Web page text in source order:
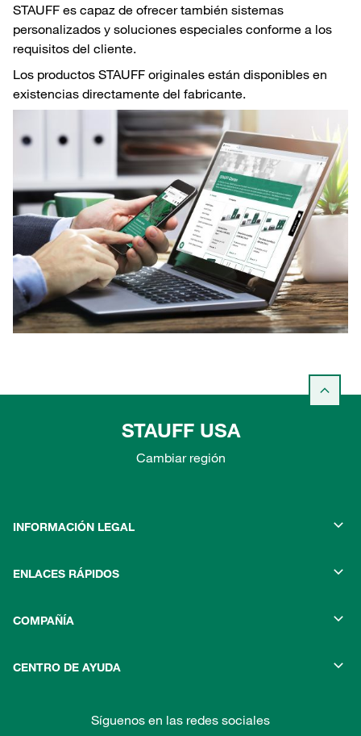
STAUFF es capaz de ofrecer también sistemas
personalizados y soluciones especiales conforme a los
requisitos del cliente.
Los productos STAUFF originales están disponibles en
existencias directamente del fabricante.
STAUFF USA
Cambiar región
INFORMACIÓN LEGAL
ENLACES RÁPIDOS
COMPAÑÍA
CENTRO DE AYUDA
Síguenos en las redes sociales